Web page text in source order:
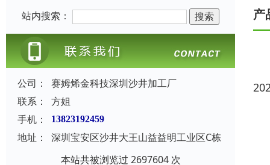
站内搜索：
公司：
赛姆烯金科技深圳沙井加工厂
联系：
方姐
手机：
13823192459
地址：
深圳宝安区沙井大王山益益明工业区C栋
本站共被浏览过 2697604 次
产